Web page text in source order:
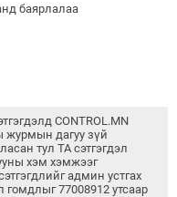
баярлалаа
CONTROL.MN
журмын дагуу зүй
тул ТА сэтгэгдэл
хэм хэмжээг
админ устгах
гомдлыг 77008912 утсаар